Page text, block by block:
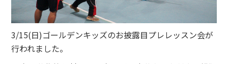
3/15(日)ゴールデンキッズのお披露目プレレッスン会が
行われました。